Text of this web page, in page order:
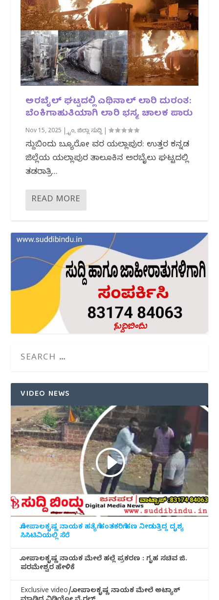
ಅರಬೈಲ್ ಘಟ್ಟದಲ್ಲಿ ಎಥಿನಾಲ್ ಲಾರಿ ದುರಂತ:
ಬೆಂಕಿಗಾಹುತಿಯಾಗಿ ಲಾರಿ ಭಸ್ಮ, ಚಾಲಕ ಪಾರು
Nov 15, 2025 |ಕ್ರೈಂ,ಜಿಲ್ಲಾ ಸುದ್ದಿ |
ಸುದ್ದಿಬಿಂದು ಬ್ಯೂರೋ ವರದಿ ಯಲ್ಲಾಪುರ: ಉತ್ತರ ಕನ್ನಡ
ಜಿಲ್ಲೆಯ ಯಲ್ಲಾಪುರ ತಾಲೂಕಿನ ಅರಬೈಲು ಘಟ್ಟದಲ್ಲಿ
ತಡರಾತ್ರಿ...
READ MORE
VIDEO NEWS
ಗೋಪಾಲಕೃಷ್ಣ ನಾಯಕ ಹತ್ಯೆಗೆ ಹಂತಕರಿಗೆ ಹಣ ನೀಡುತ್ತಿದ್ದ ದೃಶ್ಯ
ಸಿಸಿಟಿವಿಯಲ್ಲಿ ಸೆರೆ
ಗೋಪಾಲಕೃಷ್ಣ ನಾಯಕ ಮೇಲೆ ಹಲ್ಲೆ ಪ್ರಕರಣ : ಗೃಹ ಸಚಿವ ಜಿ.
ಪರಮೇಶ್ವರ ಹೇಳಿಕೆ
Exclusive video/ಗೋಪಾಲಕೃಷ್ಣ ನಾಯಕ ಮೇಲೆ ಅಟ್ಯಾಕ್